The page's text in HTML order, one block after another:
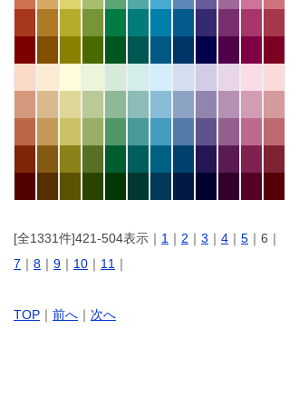
[全1331件]421-504表示｜ 1 ｜ 2 ｜ 3 ｜ 4 ｜ 5 ｜6｜
7 ｜ 8 ｜ 9 ｜ 10 ｜ 11 ｜
TOP ｜ 前へ ｜ 次へ